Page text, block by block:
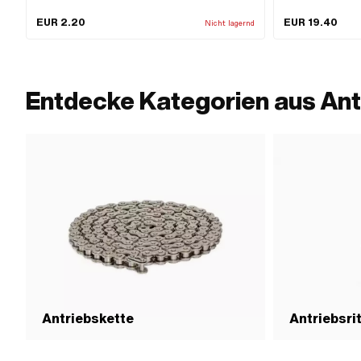
Federverschluss · Ø Bohrung: 4.08 mm · Ø Stift: 3.98
EUR 2.20 Nicht lagernd EUR 19.40
Entdecke Kategorien aus
Antriebskette